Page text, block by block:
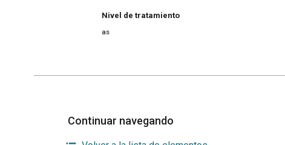
Nivel de tratamiento
as
Continuar navegando